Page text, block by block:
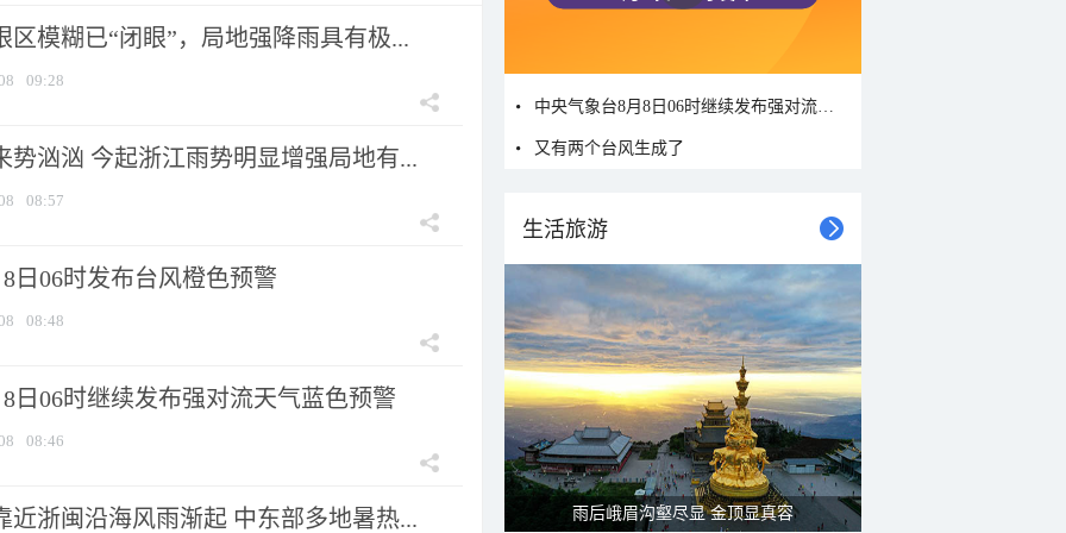
区模糊已“闭眼”，局地强降雨具有极...
09:28
势汹汹 今起浙江雨势明显增强局地有...
08:57
日06时发布台风橙色预警
08:48
日06时继续发布强对流天气蓝色预警
08:46
近浙闽沿海风雨渐起 中东部多地暑热...
中央气象台8月8日06时继续发布强对流天气蓝色预警
又有两个台风生成了
生活旅游
雨后峨眉沟壑尽显 金顶显真容